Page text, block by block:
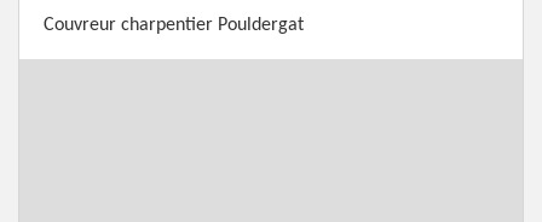
Couvreur charpentier Pouldergat